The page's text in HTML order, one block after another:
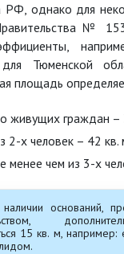
РФ, однако для
№
Тюменской
площадь
живущих граждан –
2-х человек – 42 кв.
менее чем из 3-х
оснований,
15 кв. м, например: